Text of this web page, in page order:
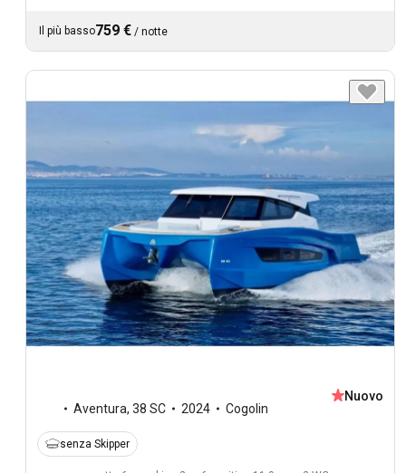
Il più basso759 € / notte
Aventura, 38 SC 2024 Cogolin
Nuovo
senza Skipper